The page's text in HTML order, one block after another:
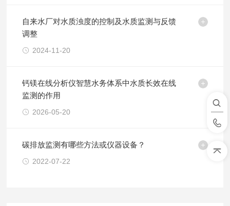
自来水厂对水质浊度的控制及水质监测与反馈
调整
2024-11-20
钙镁在线分析仪智慧水务体系中水质长效在线
监测的作用
2026-05-20
碳排放监测有哪些方法或仪器设备？
2022-07-22